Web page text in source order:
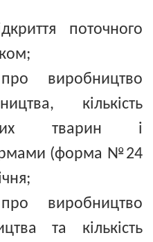
поточного
виробництво
кількість
тварин і
(форма №24
виробництво
та кількість